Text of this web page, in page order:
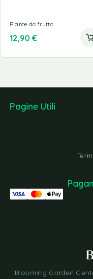
Piante da frutto
12,90 €
Pagine Utili
Blooming Garden